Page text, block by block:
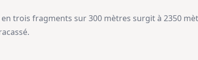
en trois fragments sur 300 mètres surgit à 2350